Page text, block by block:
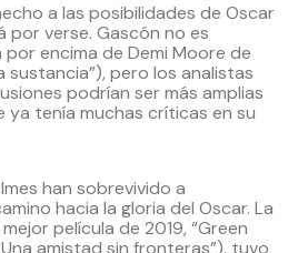
a las posibilidades de Oscar
por verse. Gascón no es
encima de Demi Moore de
sustancia”), pero los analistas
podrían ser más amplias
ya tenía muchas críticas en su
han sobrevivido a
hacia la gloria del Oscar. La
película de 2019, “Green
amistad sin fronteras”), tuvo